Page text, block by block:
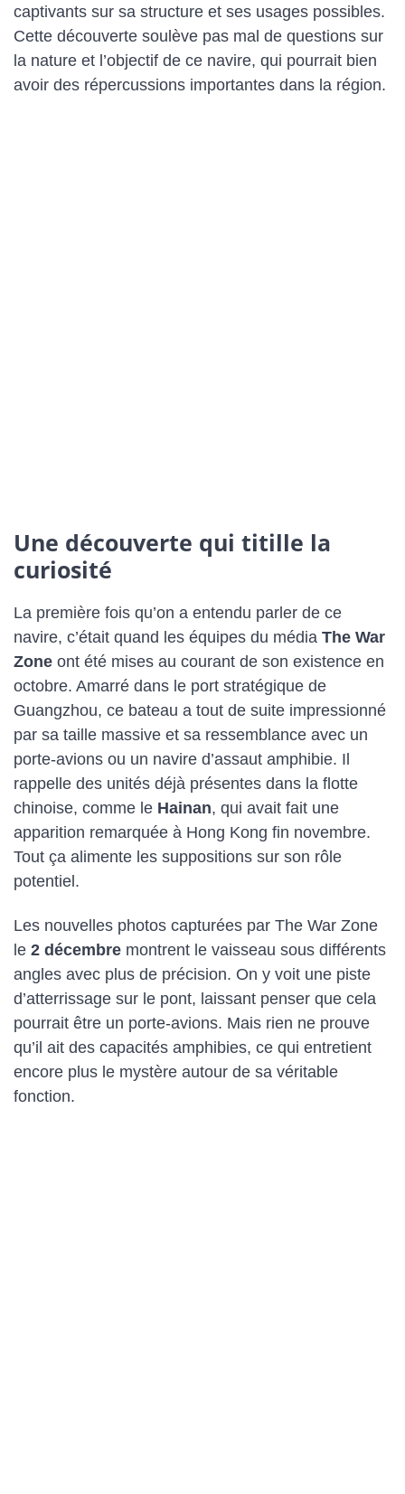
captivants sur sa structure et ses usages possibles.
Cette découverte soulève pas mal de questions sur
la nature et l’objectif de ce navire, qui pourrait bien
avoir des répercussions importantes dans la région.
Une découverte qui titille la
curiosité
La première fois qu’on a entendu parler de ce
navire, c’était quand les équipes du média The War
Zone ont été mises au courant de son existence en
octobre. Amarré dans le port stratégique de
Guangzhou, ce bateau a tout de suite impressionné
par sa taille massive et sa ressemblance avec un
porte-avions ou un navire d’assaut amphibie. Il
rappelle des unités déjà présentes dans la flotte
chinoise, comme le Hainan, qui avait fait une
apparition remarquée à Hong Kong fin novembre.
Tout ça alimente les suppositions sur son rôle
potentiel.
Les nouvelles photos capturées par The War Zone
le 2 décembre montrent le vaisseau sous différents
angles avec plus de précision. On y voit une piste
d’atterrissage sur le pont, laissant penser que cela
pourrait être un porte-avions. Mais rien ne prouve
qu’il ait des capacités amphibies, ce qui entretient
encore plus le mystère autour de sa véritable
fonction.